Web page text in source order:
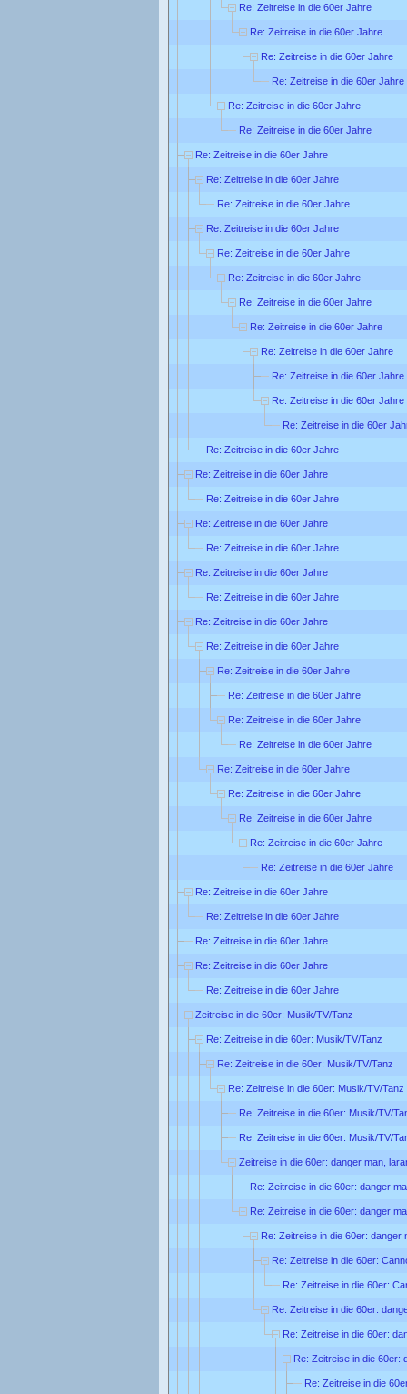
Re: Zeitreise in die 60er Jahre
Re: Zeitreise in die 60er Jahre
Re: Zeitreise in die 60er Jahre
Re: Zeitreise in die 60er Jahre
Re: Zeitreise in die 60er Jahre
Re: Zeitreise in die 60er Jahre
Re: Zeitreise in die 60er Jahre
Re: Zeitreise in die 60er Jahre
Re: Zeitreise in die 60er Jahre
Re: Zeitreise in die 60er Jahre
Re: Zeitreise in die 60er Jahre
Re: Zeitreise in die 60er Jahre
Re: Zeitreise in die 60er Jahre
Re: Zeitreise in die 60er Jahre
Re: Zeitreise in die 60er Jahre
Re: Zeitreise in die 60er Jahre
Re: Zeitreise in die 60er Jahre
Re: Zeitreise in die 60er
Re: Zeitreise in die 60er Jahre
Re: Zeitreise in die 60er Jahre
Re: Zeitreise in die 60er Jahre
Re: Zeitreise in die 60er Jahre
Re: Zeitreise in die 60er Jahre
Re: Zeitreise in die 60er Jahre
Re: Zeitreise in die 60er Jahre
Re: Zeitreise in die 60er Jahre
Re: Zeitreise in die 60er Jahre
Re: Zeitreise in die 60er Jahre
Re: Zeitreise in die 60er Jahre
Re: Zeitreise in die 60er Jahre
Re: Zeitreise in die 60er Jahre
Re: Zeitreise in die 60er Jahre
Re: Zeitreise in die 60er Jahre
Re: Zeitreise in die 60er Jahre
Re: Zeitreise in die 60er Jahre
Re: Zeitreise in die 60er Jahre
Re: Zeitreise in die 60er Jahre
Re: Zeitreise in die 60er Jahre
Re: Zeitreise in die 60er Jahre
Re: Zeitreise in die 60er Jahre
Re: Zeitreise in die 60er Jahre
Zeitreise in die 60er: Musik/TV/Tanz
Re: Zeitreise in die 60er: Musik/TV/Tanz
Re: Zeitreise in die 60er: Musik/TV/Tanz
Re: Zeitreise in die 60er: Musik/TV/Tanz
Re: Zeitreise in die 60er: Musik/TV/
Re: Zeitreise in die 60er: Musik/TV/
Zeitreise in die 60er: danger man,
Re: Zeitreise in die 60er: danger
Re: Zeitreise in die 60er: danger
Re: Zeitreise in die 60er: danger
Re: Zeitreise in die 60er:
Re: Zeitreise in die 60er:
Re: Zeitreise in die 60er:
Re: Zeitreise in die 60er:
Re: Zeitreise in die 60er:
Re: Zeitreise in die